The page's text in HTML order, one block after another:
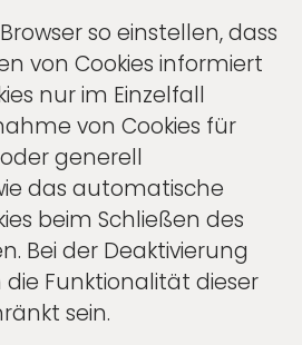
so einstellen, dass
von Cookies informiert
nur im Einzelfall
von Cookies für
generell
das automatische
beim Schließen des
Bei der Deaktivierung
die Funktionalität dieser
sein.